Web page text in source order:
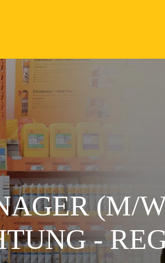
(M/
-